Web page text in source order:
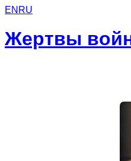
EN RU
Жертвы